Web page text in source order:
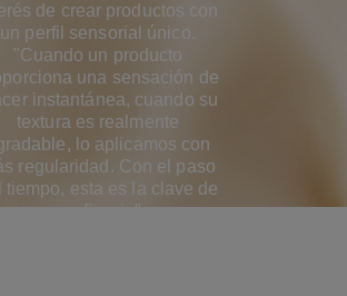
de crear productos con
un perfil sensorial único.
"Cuando un producto
una sensación de
instantánea, cuando su
textura es realmente
lo aplicamos con
regularidad. Con el paso
tiempo, esta es la clave de
su eficacia".